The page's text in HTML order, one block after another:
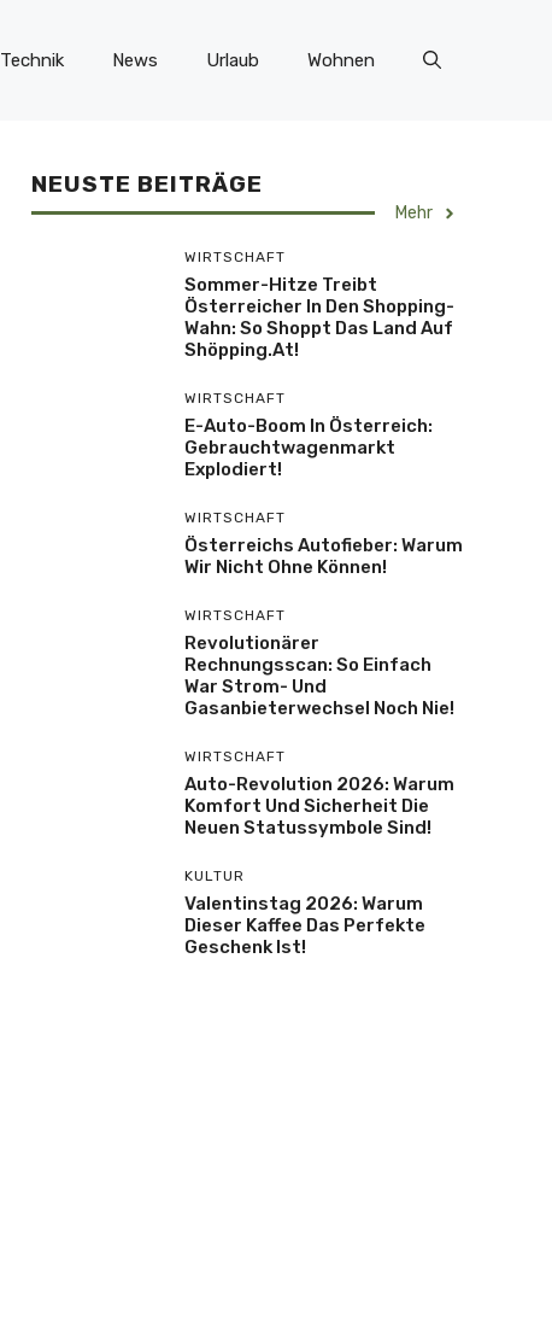
Technik News Urlaub Wohnen
NEUSTE BEITRÄGE
Mehr
WIRTSCHAFT
Sommer-Hitze Treibt
Österreicher In Den Shopping-
Wahn: So Shoppt Das Land Auf
Shöpping.at!
WIRTSCHAFT
E-Auto-Boom In Österreich:
Gebrauchtwagenmarkt
Explodiert!
WIRTSCHAFT
Österreichs Autofieber: Warum
Wir Nicht Ohne Können!
WIRTSCHAFT
Revolutionärer
Rechnungsscan: So Einfach
War Strom- Und
Gasanbieterwechsel Noch Nie!
WIRTSCHAFT
Auto-Revolution 2026: Warum
Komfort Und Sicherheit Die
Neuen Statussymbole Sind!
KULTUR
Valentinstag 2026: Warum
Dieser Kaffee Das Perfekte
Geschenk Ist!